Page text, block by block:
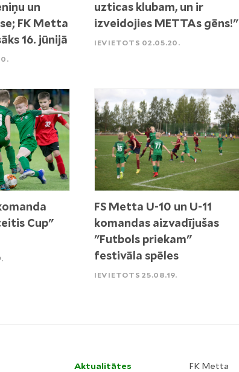
un
FK Metta
16. jūnijā
uzticas klubam, un ir
izveidojies METTAs gēns!"
IEVIETOTS 02.05.20.
Cup"
FS Metta U-10 un U-11
komandas aizvadījušas
"Futbols priekam"
festivāla spēles
IEVIETOTS 25.08.19.
Aktualitātes FK Metta